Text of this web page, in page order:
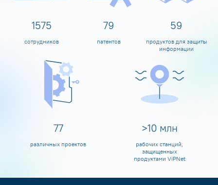
1600
сотрудников
80
патентов
60
продуктов для защиты
информации
80
различных проектов
>10 млн
рабочих станций,
защищенных
продуктами ViPNet